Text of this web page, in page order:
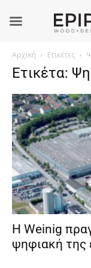
Αρχική Ετικέτες
Ετικέτα:
Η Weinig
ψηφιακή